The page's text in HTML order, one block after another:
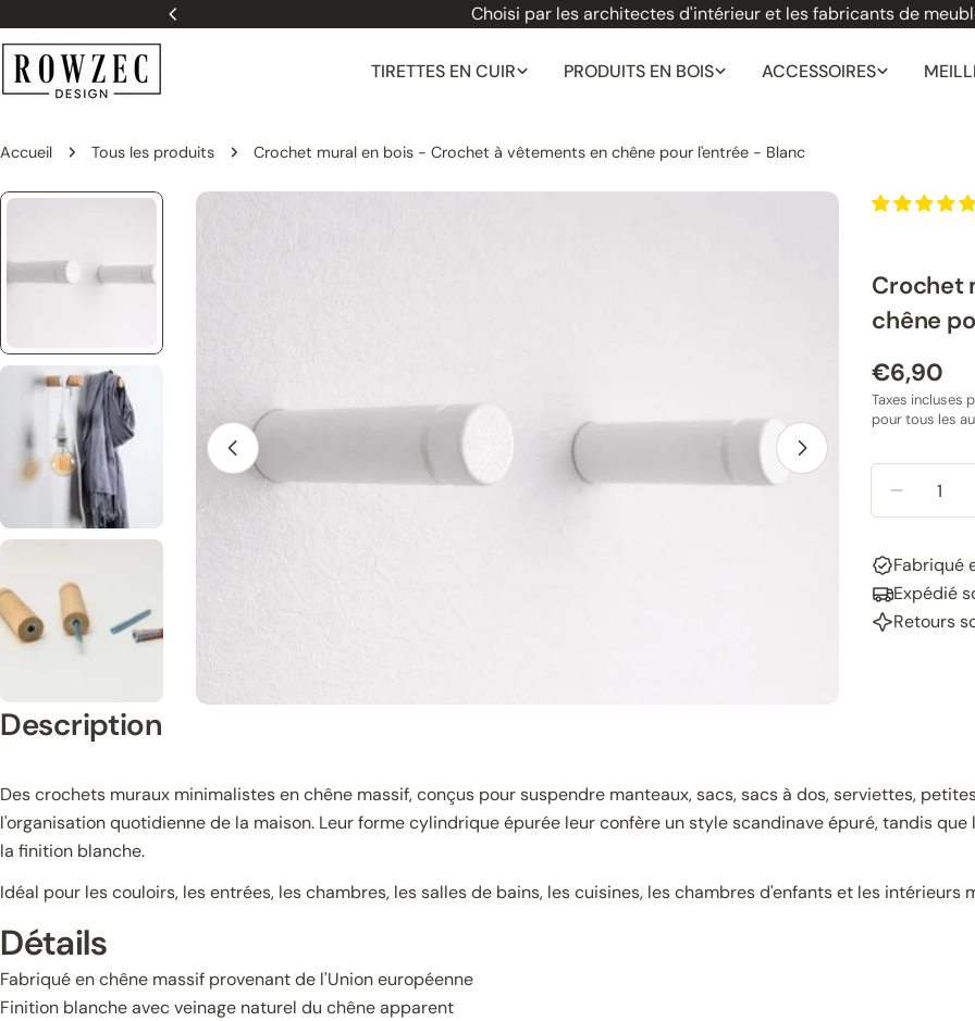
au
contenu
Choisi par les architectes d'intérieur et les fabricants de
TIRETTES EN CUIR PRODUITS EN BOIS ACCESSOIRES
Accueil Tous les produits Crochet mural en bois - Crochet à vêtements en chêne pour l'entrée - Blanc
Passer
Ouvrir le média 0 dans une fenêtre modale Ouvrir le
Crochet
chêne
Prix
normal
€6,90
Taxes incluses
pour tous les
Fabriqué
Expédié
Retours
Description
Des crochets muraux minimalistes en chêne massif, conçus pour suspendre manteaux, sacs, sacs à dos, serviettes,
l'organisation quotidienne de la maison. Leur forme cylindrique épurée leur confère un style scandinave épuré, tandis
la finition blanche.
Idéal pour les couloirs, les entrées, les chambres, les salles de bains, les cuisines, les chambres d'enfants et les intérieurs
Détails
Fabriqué en chêne massif provenant de l'Union européenne
Finition blanche avec veinage naturel du chêne apparent